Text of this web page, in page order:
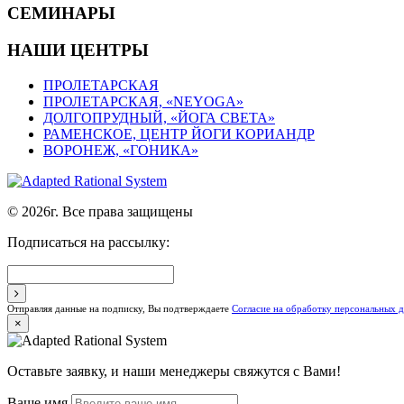
СЕМИНАРЫ
НАШИ ЦЕНТРЫ
ПРОЛЕТАРСКАЯ
ПРОЛЕТАРСКАЯ, «NEYOGA»
ДОЛГОПРУДНЫЙ, «ЙОГА СВЕТА»
РАМЕНСКОЕ, ЦЕНТР ЙОГИ КОРИАНДР
ВОРОНЕЖ, «ГОНИКА»
© 2026г. Все права защищены
Подписаться на рассылку:
Отправляя данные на подписку, Вы подтверждаете Согласие на обработку персональных
×
Оставьте заявку, и наши менеджеры свяжутся с Вами!